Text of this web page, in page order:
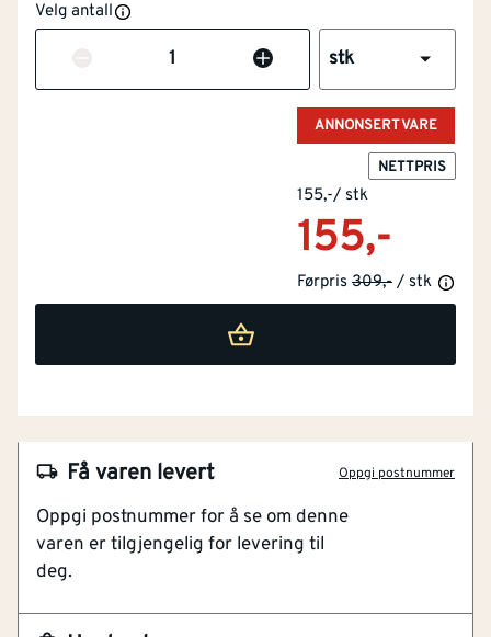
Velg antall
Antall stk
ANNONSERT VARE
NETTPRIS
155,-/ stk
155,-
Førpris 309,- / stk
Få varen levert Oppgi postnummer
Oppgi postnummer for å se om denne
varen er tilgjengelig for levering til
deg.
NOBB 53642116
Artikkelnummer
101219067